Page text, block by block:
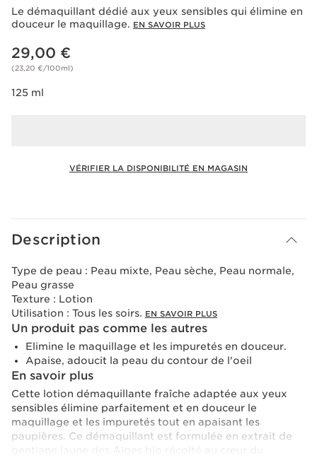
Le démaquillant dédié aux yeux sensibles qui élimine en
douceur le maquillage. EN SAVOIR PLUS
Nouveau prix 29,00 €
29,00 €
(23,20 €/100ml)
125 ml
VÉRIFIER LA DISPONIBILITÉ EN MAGASIN
Description
Type de peau : Peau mixte, Peau sèche, Peau normale,
Peau grasse
Texture : Lotion
Utilisation : Tous les soirs. EN SAVOIR PLUS
Un produit pas comme les autres
Elimine le maquillage et les impuretés en douceur.
Apaise, adoucit la peau du contour de l'oeil
En savoir plus
Cette lotion démaquillante fraîche adaptée aux yeux
sensibles élimine parfaitement et en douceur le
maquillage et les impuretés tout en apaisant les
paupières. Ce démaquillant est formulée en extrait de
gentiane jaune des Alpes bio récolté au cœur du